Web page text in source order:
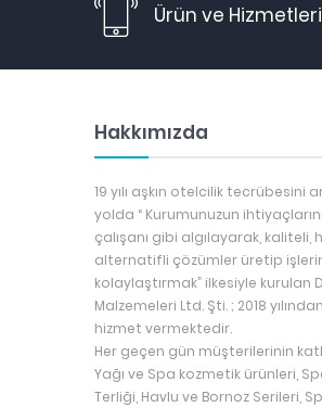
Ürün ve
Hakkımızda
19 yılı aşkın otelcilik tecrübesini
yolda “ Kurumunuzun
çalışanı gibi algılayarak, kaliteli,
alternatifli çözümler üretip
kolaylaştırmak” ilkesiyle kurulan
Malzemeleri Ltd. Şti. ; 2018
hizmet vermektedir.
Her geçen gün müşterilerinin
Yağı ve Spa kozmetik ürünleri,
Terliği, Havlu ve Bornoz Serileri,